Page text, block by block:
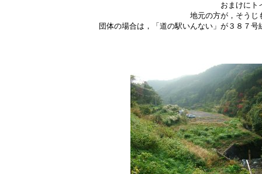
おまけにト
地元の方が，そうじ
団体の場合は，「道の駅いんない」が３８７